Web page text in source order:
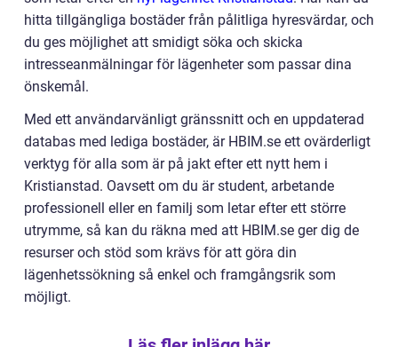
hitta tillgängliga bostäder från pålitliga hyresvärdar, och
du ges möjlighet att smidigt söka och skicka
intresseanmälningar för lägenheter som passar dina
önskemål.
Med ett användarvänligt gränssnitt och en uppdaterad
databas med lediga bostäder, är HBIM.se ett ovärderligt
verktyg för alla som är på jakt efter ett nytt hem i
Kristianstad. Oavsett om du är student, arbetande
professionell eller en familj som letar efter ett större
utrymme, så kan du räkna med att HBIM.se ger dig de
resurser och stöd som krävs för att göra din
lägenhetssökning så enkel och framgångsrik som
möjligt.